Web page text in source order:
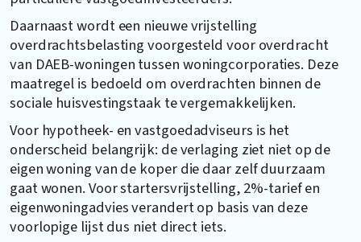
Daarnaast wordt een nieuwe vrijstelling
overdrachtsbelasting voorgesteld voor overdracht
van DAEB-woningen tussen woningcorporaties. Deze
maatregel is bedoeld om overdrachten binnen de
sociale huisvestingstaak te vergemakkelijken.
Voor hypotheek- en vastgoedadviseurs is het
onderscheid belangrijk: de verlaging ziet niet op de
eigen woning van de koper die daar zelf duurzaam
gaat wonen. Voor startersvrijstelling, 2%-tarief en
eigenwoningadvies verandert op basis van deze
voorlopige lijst dus niet direct iets.